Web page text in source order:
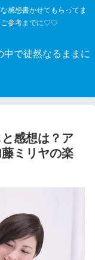
感想書かせてもらってま
ご参考までに♡♡
で徒然なるままに
と感想は？ア
ミリヤの楽